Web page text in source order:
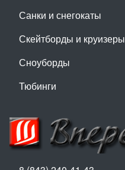
Санки и снегокаты
Скейтборды и круизеры
Сноуборды
Тюбинги